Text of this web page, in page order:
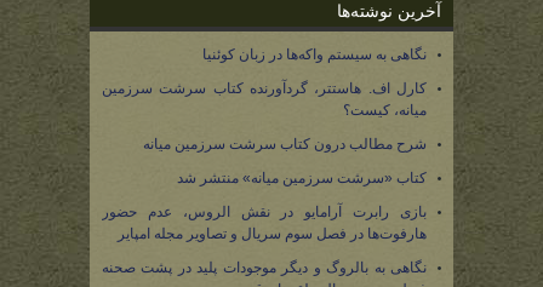
آخرین نوشته‌ها
نگاهی به سیستم واکه‌ها در زبان کوئنیا
کارل اف. هاستتر، گردآورنده کتاب سرشت سرزمین
میانه، کیست؟
شرح مطالب درون کتاب سرشت سرزمین میانه
کتاب «سرشت سرزمین میانه» منتشر شد
بازی رابرت آرامایو در نقش الروس، عدم حضور
هارفوت‌ها در فصل سوم سریال و تصاویر مجله امپایر
نگاهی به بالروگ و دیگر موجودات پلید در پشت صحنه